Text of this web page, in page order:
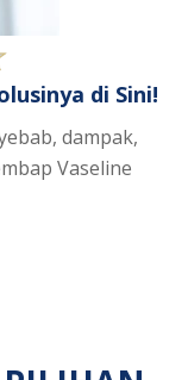
dampak,
Vaseline
di Sini!